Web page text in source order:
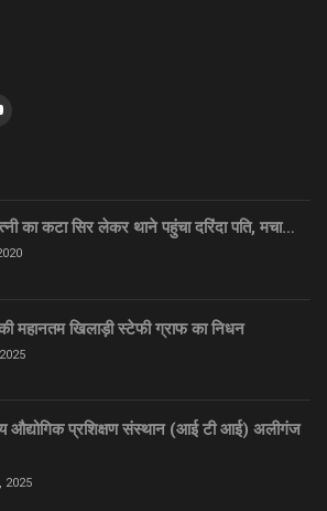
का कटा सिर लेकर थाने पहुंचा दरिंदा पति, मचा…
महानतम खिलाड़ी स्टेफी ग्राफ का निधन
औद्योगिक प्रशिक्षण संस्थान (आई टी आई) अलीगंज
2025